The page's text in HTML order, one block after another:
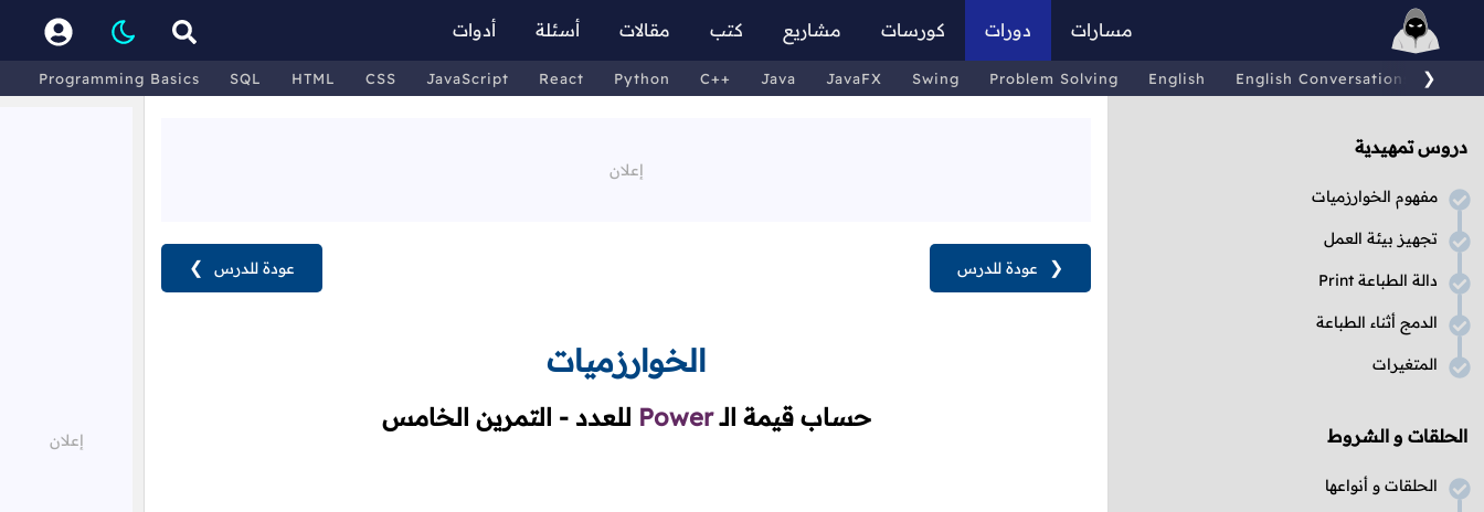
مسارات دورات كورسات مشاريع كتب مقالات أسئلة أدوات
Programming Basics SQL HTML CSS JavaScript React Python C++ Java JavaFX Swing Problem Solving English English Conversations ❯
دروس تمهيدية
مفهوم الخوارزميات
تجهيز بيئة العمل
دالة الطباعة Print
الدمج أثناء الطباعة
المتغيرات
الحلقات و الشروط
الحلقات و أنواعها
عودة للدرس ❯ ❮ عودة للدرس
الخوارزميات
حساب قيمة الـPower للعدد - التمرين الخامس